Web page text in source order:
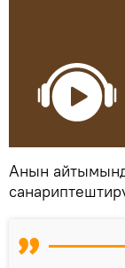
Анын